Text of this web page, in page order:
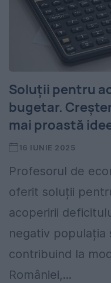
Soluții pentru
bugetar.
mai proastă
16 IUNIE 2025
Profesorul de
oferit soluții
acoperirii
negativ populația
contribuind la
României,...